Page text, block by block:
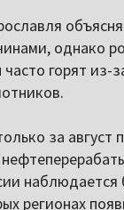
однако
горят из-
за август
наблюдается
регионах